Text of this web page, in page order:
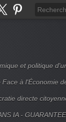
et politique
à l'Économie
directe
IA -